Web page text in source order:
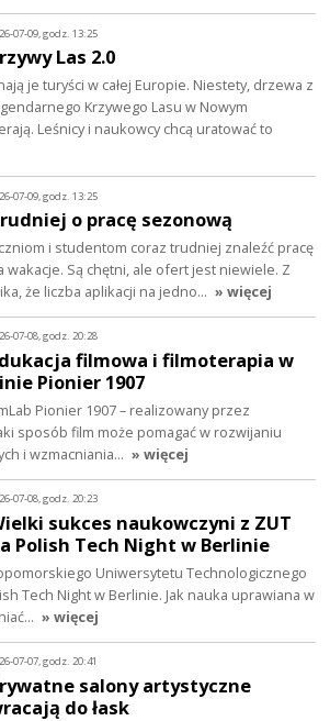
07-09, godz. 13:25
Las 2.0
je turyści w całej Europie. Niestety, drzewa z
Krzywego Lasu w Nowym
Leśnicy i naukowcy chcą uratować to
07-09, godz. 13:25
o pracę sezonową
i studentom coraz trudniej znaleźć pracę
wakacje. Są chętni, ale ofert jest niewiele. Z
że liczba aplikacji na jedno… » więcej
07-08, godz. 20:28
filmowa i filmoterapia w
Pionier 1907
Pionier 1907 – realizowany przez
sposób film może pomagać w rozwijaniu
i wzmacniania… » więcej
07-08, godz. 20:23
sukces naukowczyni z ZUT
Polish Tech Night w Berlinie
Uniwersytetu Technologicznego
Tech Night w Berlinie. Jak nauka uprawiana w
» więcej
07-07, godz. 20:41
salony artystyczne
do łask